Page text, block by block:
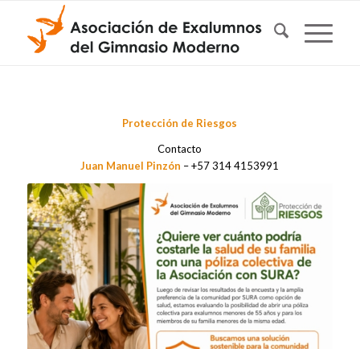
Protección de Riesgos
Contacto
Juan Manuel Pinzón – +57 314 4153991